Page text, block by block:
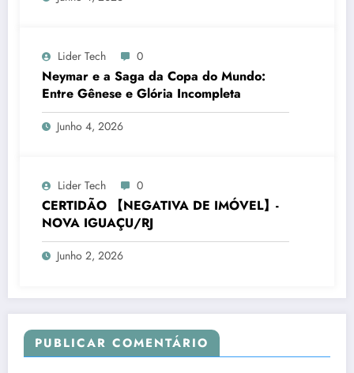
Lider Tech 0
Neymar e a Saga da Copa do Mundo:
Entre Gênese e Glória Incompleta
Junho 4, 2026
Lider Tech 0
CERTIDÃO 【NEGATIVA DE IMÓVEL】-
NOVA IGUAÇU/RJ
Junho 2, 2026
PUBLICAR COMENTÁRIO